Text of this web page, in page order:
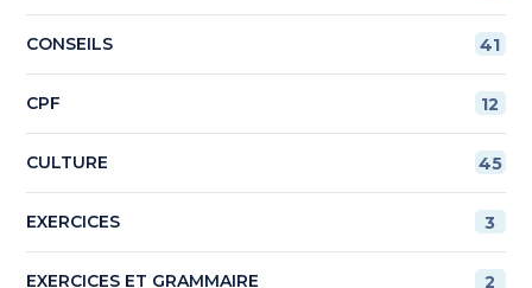
CONSEILS 41
CPF 12
CULTURE 45
EXERCICES 3
EXERCICES ET GRAMMAIRE 2